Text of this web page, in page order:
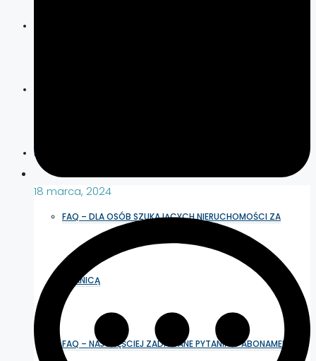
FAQ
FAQ – DLA OSÓB SZUKAJĄCYCH NIERUCHOMOŚCI ZA
GRANICĄ
FAQ – NAJCZĘŚCIEJ ZADAWANE PYTANIA O ABONAMENT NA
18 marca, 2024